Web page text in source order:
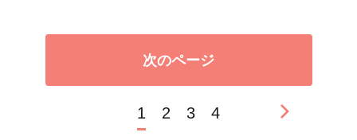
次のページ
1 2 3 4